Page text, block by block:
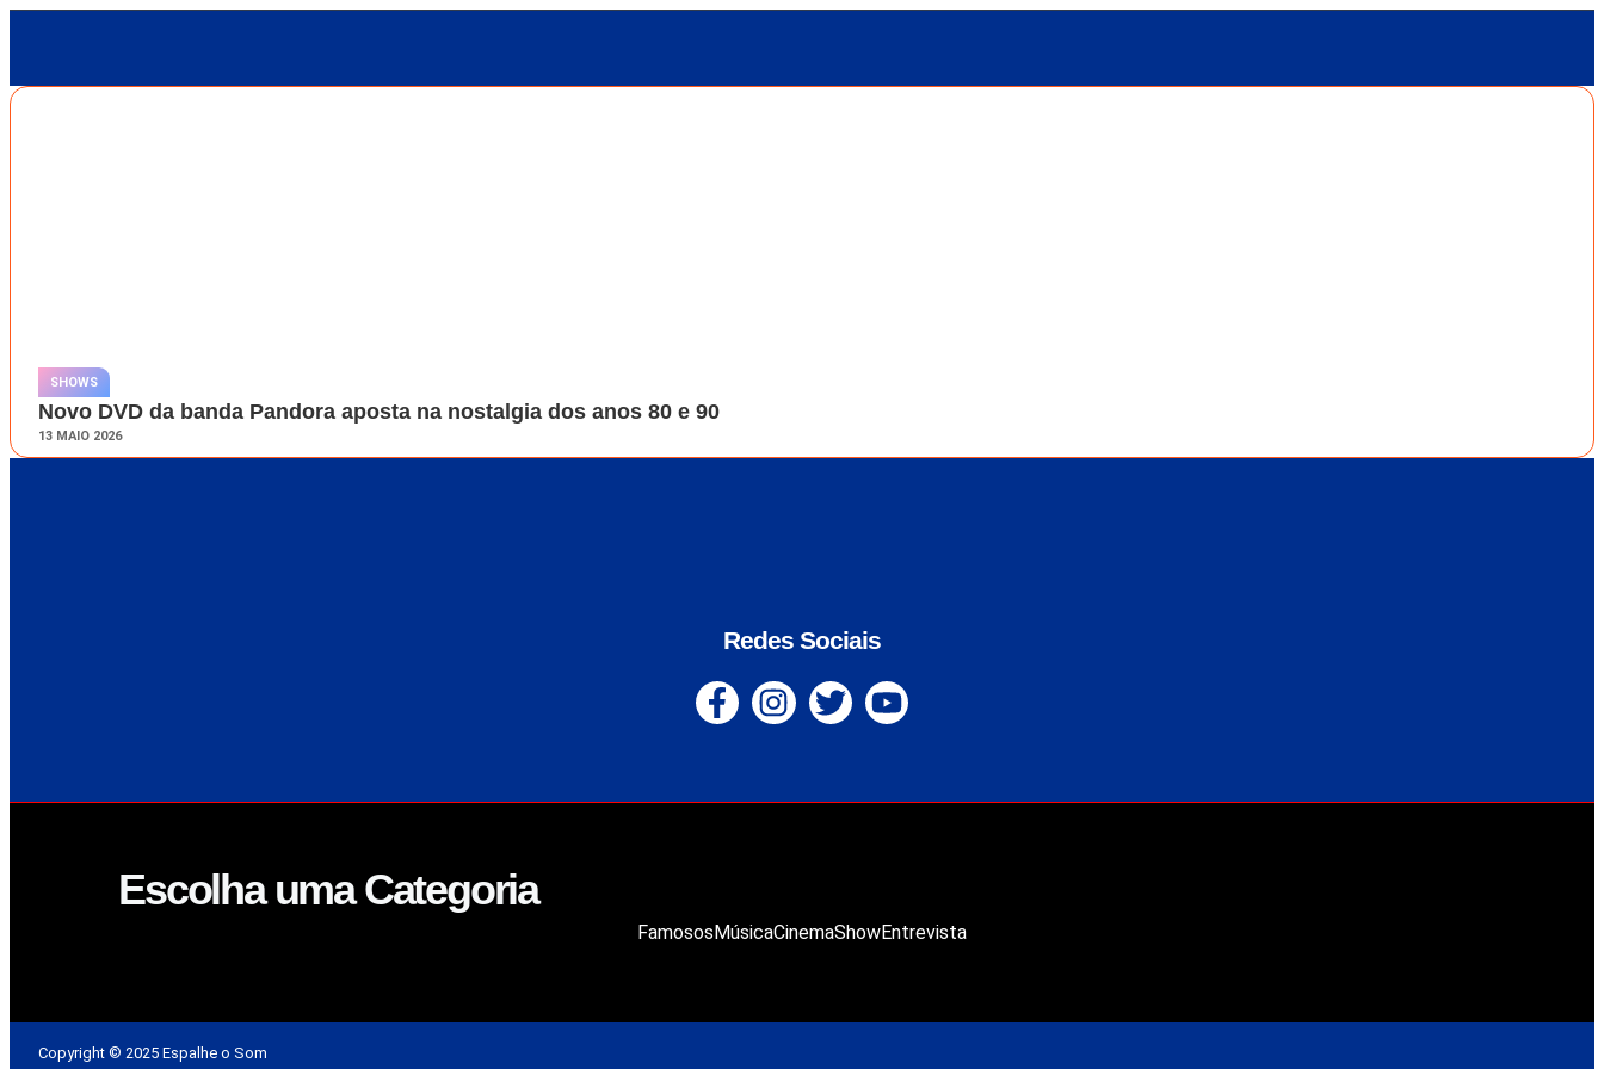
SHOWS
Novo DVD da banda Pandora aposta na nostalgia dos anos 80 e 90
13 MAIO 2026
Redes Sociais
Escolha uma Categoria
Famosos MúsicaCinemaShowEntrevista
Copyright © 2025 Espalhe o Som